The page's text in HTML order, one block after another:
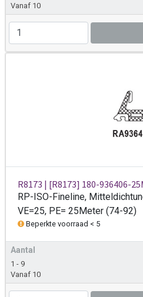
Vanaf 10
R8173 | [R8173] 180-936406-
RP-ISO-Fineline,
VE=25, PE= 25Meter (74-92)
Beperkte voorraad < 5
Aantal
1 - 9
Vanaf 10